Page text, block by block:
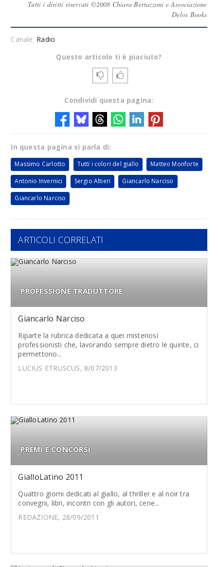
Tutti i diritti riservati ©2008 Chiara Bertazzoni e Associazione
Delos Books
Canale: Radio
Questo articolo ti è piaciuto?
Condividi questa pagina:
In questa pagina si parla di:
Massimo Carlotto Tutti i colori del giallo Matteo Monforte
Antonio Invernici Sergio Altieri Giancarlo Narciso
Giancarlo Narciso
ARTICOLI CORRELATI
PROFESSIONE TRADUTTORE
Giancarlo Narciso
Riparte la rubrica dedicata a quei misteriosi
professionisti che, lavorando sempre dietro le quinte, ci
permettono...
LUCIUS ETRUSCUS, 8/07/2013
PREMI E CONCORSI
GialloLatino 2011
Quattro giorni dedicati al giallo, al thriller e al noir tra
convegni, libri, incontri con gli autori, cene...
REDAZIONE, 28/09/2011